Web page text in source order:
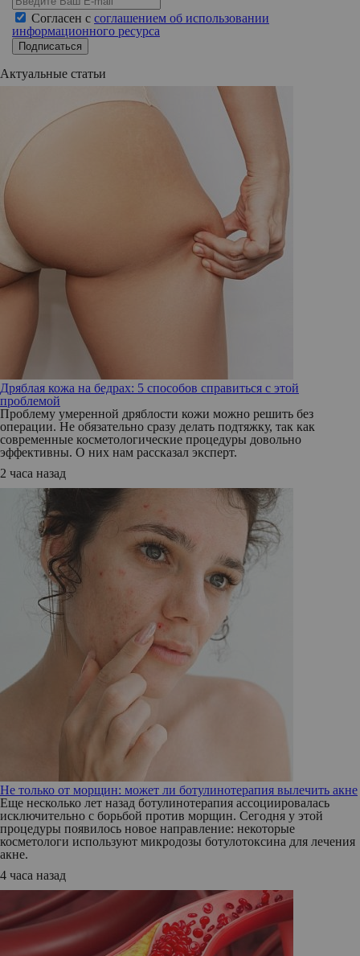
Согласен с соглашением об использовании
информационного ресурса
Подписаться
Актуальные статьи
Дряблая кожа на бедрах: 5 способов справиться с этой
проблемой
Проблему умеренной дряблости кожи можно решить без
операции. Не обязательно сразу делать подтяжку, так как
современные косметологические процедуры довольно
эффективны. О них нам рассказал эксперт.
2 часа назад
Не только от морщин: может ли ботулинотерапия вылечить акне
Еще несколько лет назад ботулинотерапия ассоциировалась
исключительно с борьбой против морщин. Сегодня у этой
процедуры появилось новое направление: некоторые
косметологи используют микродозы ботулотоксина для лечения
акне.
4 часа назад